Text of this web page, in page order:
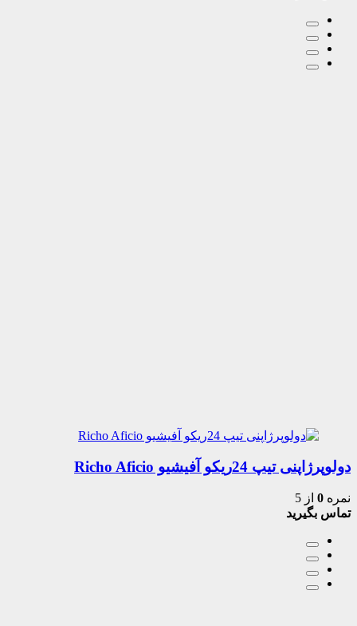
دولوپرژاپنی تیپ 24ریکو آفیشیو Richo Aficio
نمره 0 از 5
تماس بگیرید